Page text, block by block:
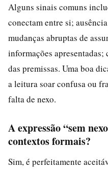
Alguns sinais comuns
conectam entre si;
mudanças abruptas de
informações
das premissas. Uma boa
a leitura soar confusa ou
falta de nexo.
A expressão “sem
contextos formais?
Sim, é perfeitamente